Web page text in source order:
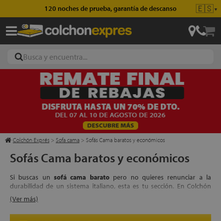
120 noches de prueba, garantía de descanso 🇪🇸▼
Colchón Exprés > Sofa cama > Sofás Cama baratos y económicos
Sofás Cama baratos y económicos
Si buscas unsofá cama baratopero no quieres renunciar a la
durabilidad de un sistema italiano, esta es tu sección. En Colchón
Exprés hemos seleccionado modelos económicos pero fiables,
ideales para presupuestos ajustados, segundas viviendas o pisos de
alquiler.
(Ver más)